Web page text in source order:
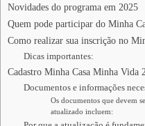
Novidades do programa em 2025
Quem pode participar do Minha
Como realizar sua inscrição no
Dicas importantes:
Cadastro Minha Casa Minha Vida
Documentos e informações
Os documentos que devem
atualizado incluem: